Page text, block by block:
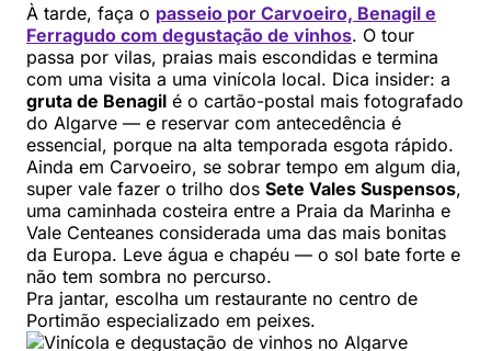
À tarde, faça o passeio por Carvoeiro, Benagil e
Ferragudo com degustação de vinhos. O tour
passa por vilas, praias mais escondidas e termina
com uma visita a uma vinícola local. Dica insider: a
gruta de Benagil é o cartão-postal mais fotografado
do Algarve — e reservar com antecedência é
essencial, porque na alta temporada esgota rápido.
Ainda em Carvoeiro, se sobrar tempo em algum dia,
super vale fazer o trilho dos Sete Vales Suspensos,
uma caminhada costeira entre a Praia da Marinha e
Vale Centeanes considerada uma das mais bonitas
da Europa. Leve água e chapéu — o sol bate forte e
não tem sombra no percurso.
Pra jantar, escolha um restaurante no centro de
Portimão especializado em peixes.